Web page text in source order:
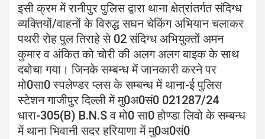
इसी क्रम में रानीपुर पुलिस द्वारा थाना क्षेत्रांतर्गत संदिग्ध
व्यक्तियों/वाहनों के विरुद्ध सघन चेकिंग अभियान चलाकर
पथरी रोह पुल तिराहे से 02 संदिग्ध अभियुक्तों अमन
कुमार व अंकित को चोरी की अलग अलग बाइक के साथ
दबोचा गया। जिनके सम्बन्ध में जानकारी करने पर
मो0सा0 स्पलेण्डर प्लस के सम्बन्ध में थाना-ई पुलिस
स्टेशन गाजीपुर दिल्ली में मु0अ0सं0 021287/24
धारा-305(B) B.N.S व मो0 सा0 होण्डा लिवो के सम्बन्ध
में थाना भिवानी सदर हरियाणा में मु0अ0सं0